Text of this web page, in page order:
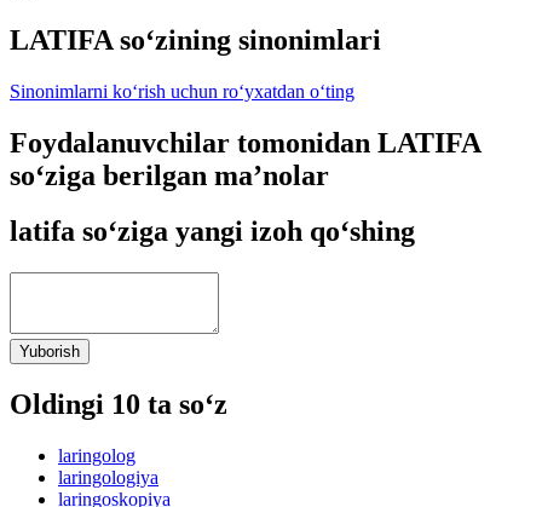
LATIFA so‘zining sinonimlari
Sinonimlarni ko‘rish uchun ro‘yxatdan o‘ting
Foydalanuvchilar tomonidan LATIFA
so‘ziga berilgan ma’nolar
latifa so‘ziga yangi izoh qo‘shing
Yuborish
Oldingi 10 ta so‘z
laringolog
laringologiya
laringoskopiya